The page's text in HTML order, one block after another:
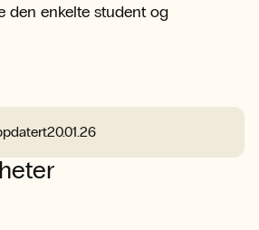
den enkelte student og
20.01.26